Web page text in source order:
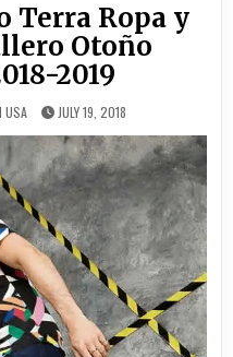
Terra Ropa y
Otoño
2019
USA JULY 19, 2018